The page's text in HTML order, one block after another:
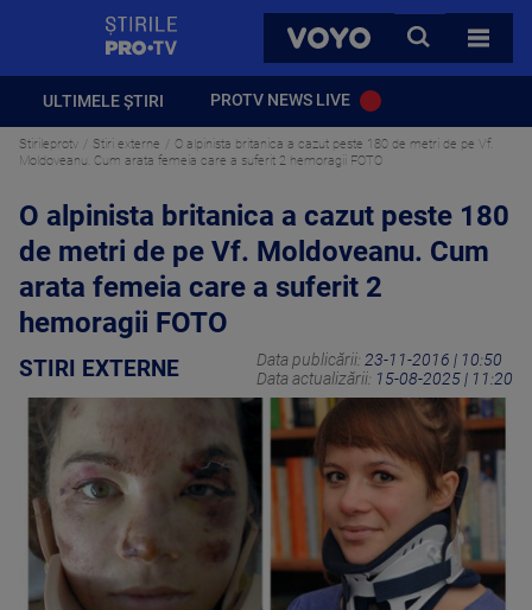
VOYO
CAUTA
TOATE
ULTIMELE ȘTIRI PROTV NEWS LIVE
Stirileprotv Stiri externe
O alpinista britanica a cazut peste 180 de metri de pe Vf.
Moldoveanu. Cum arata femeia care a suferit 2 hemoragii FOTO
O alpinista britanica a cazut peste 180
de metri de pe Vf. Moldoveanu. Cum
arata femeia care a suferit 2
hemoragii FOTO
STIRI EXTERNE Data publicării: 23-11-2016 | 10:50
Data actualizării: 15-08-2025 | 11:20